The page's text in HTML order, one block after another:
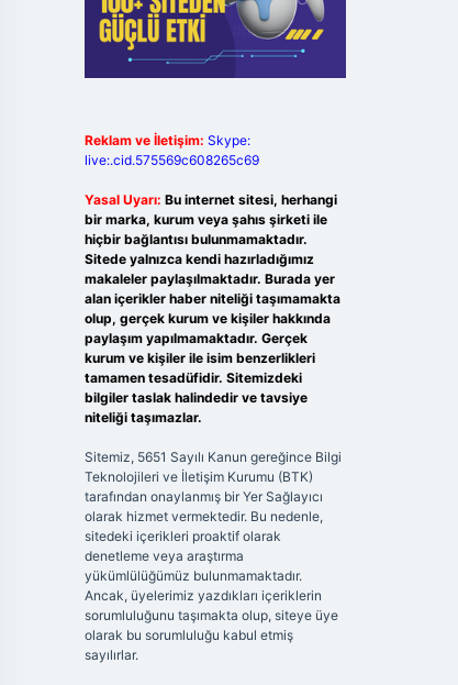
Reklam ve İletişim: Skype:
live:.cid.575569c608265c69
Yasal Uyarı: Bu internet sitesi, herhangi
bir marka, kurum veya şahıs şirketi ile
hiçbir bağlantısı bulunmamaktadır.
Sitede yalnızca kendi hazırladığımız
makaleler paylaşılmaktadır. Burada yer
alan içerikler haber niteliği taşımamakta
olup, gerçek kurum ve kişiler hakkında
paylaşım yapılmamaktadır. Gerçek
kurum ve kişiler ile isim benzerlikleri
tamamen tesadüfidir. Sitemizdeki
bilgiler taslak halindedir ve tavsiye
niteliği taşımazlar.
Sitemiz, 5651 Sayılı Kanun gereğince Bilgi
Teknolojileri ve İletişim Kurumu (BTK)
tarafından onaylanmış bir Yer Sağlayıcı
olarak hizmet vermektedir. Bu nedenle,
sitedeki içerikleri proaktif olarak
denetleme veya araştırma
yükümlülüğümüz bulunmamaktadır.
Ancak, üyelerimiz yazdıkları içeriklerin
sorumluluğunu taşımakta olup, siteye üye
olarak bu sorumluluğu kabul etmiş
sayılırlar.